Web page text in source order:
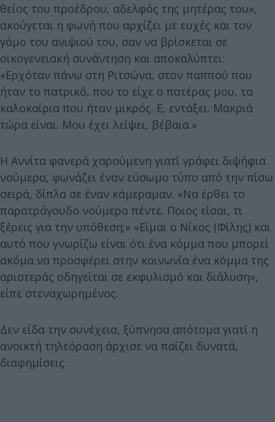
θείος του προέδρου, αδελφός της μητέρας του»,
ακούγεται η φωνή που αρχίζει με ευχές και τον
γάμο του ανιψιού του, σαν να βρίσκεται σε
οικογενειακή συνάντηση και αποκαλύπτει:
«Ερχόταν πάνω στη Ριτσώνα, στον παππού που
ήταν το πατρικό, που το είχε ο πατέρας μου, τα
καλοκαίρια που ήταν μικρός. Ε, εντάξει. Μακριά
τώρα είναι. Μου έχει λείψει, βέβαια.»
Η Αννίτα φανερά χαρούμενη γιατί γράφει διψήφια
νούμερα, φωνάζει έναν εύσωμο τύπο από την πίσω
σειρά, δίπλα σε έναν κάμεραμαν. «Να έρθει το
παρατράγουδο νούμερο πέντε. Ποιος είσαι, τι
ξέρεις για την υπόθεση;» «Είμαι ο Νίκος (Φίλης) και
αυτό που γνωρίζω είναι ότι ένα κόμμα που μπορεί
ακόμα να προσφέρει στην κοινωνία ένα κόμμα της
αριστεράς οδηγείται σε εκφυλισμό και διάλυση»,
είπε στεναχωρημένος.
Δεν είδα την συνέχεια, ξύπνησα απότομα γιατί η
ανοικτή τηλεόραση άρχισε να παίζει δυνατά,
διαφημίσεις.